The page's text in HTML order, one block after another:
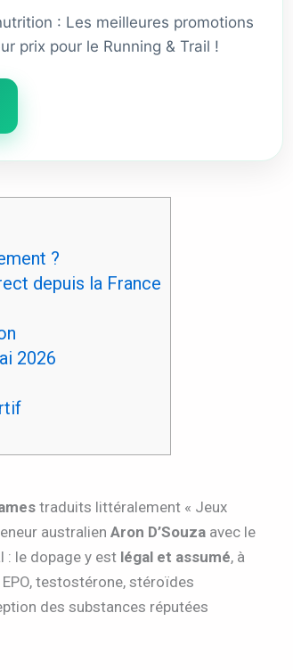
: Les meilleures promotions
prix pour le Running & Trail !
?
depuis la France
2026
traduits littéralement « Jeux
australien Aron D’Souza avec le
: le dopage y est légal et assumé, à
testostérone, stéroïdes
des substances réputées